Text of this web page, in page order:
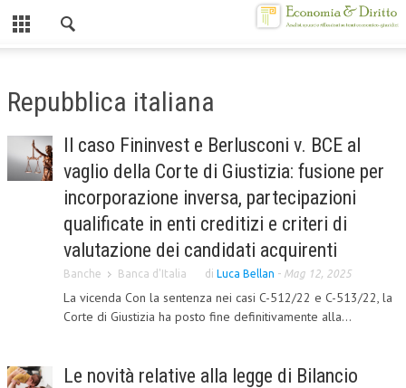
CHI SIAMO
MISSION
CONTATTI
CENTRO STUDI
ORGANIZZAZIONE
Repubblica italiana
Il caso Fininvest e Berlusconi v. BCE al
vaglio della Corte di Giustizia: fusione per
incorporazione inversa, partecipazioni
qualificate in enti creditizi e criteri di
valutazione dei candidati acquirenti
Banche Banca d'Italia di Luca Bellan - Mag 12, 2025
La vicenda Con la sentenza nei casi C-512/22 e C-513/22, la
Corte di Giustizia ha posto fine definitivamente alla...
Le novità relative alla legge di Bilancio